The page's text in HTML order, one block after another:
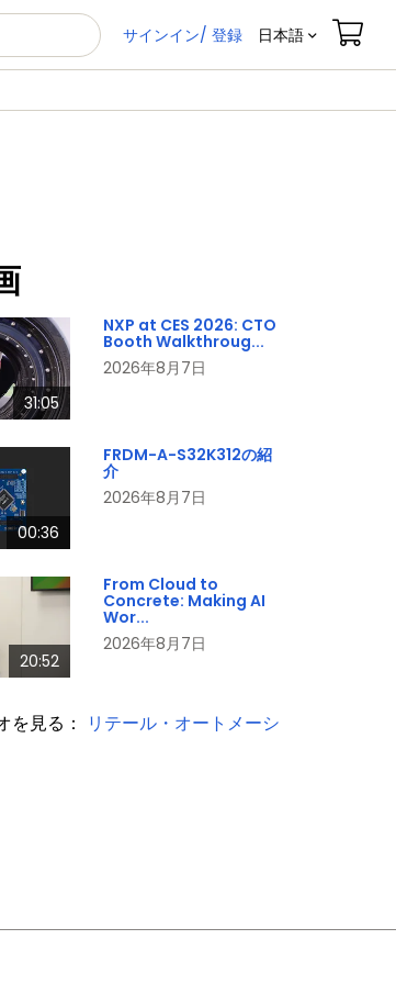
サインイン/ 登録 日本語
31:05
NXP at CES 2026: CTO
Booth Walkthroug...
2026年8月7日
00:36
FRDM-A-S32K312の紹
介
2026年8月7日
20:52
From Cloud to
Concrete: Making AI
Wor...
2026年8月7日
を見る：
リテール・オートメーシ